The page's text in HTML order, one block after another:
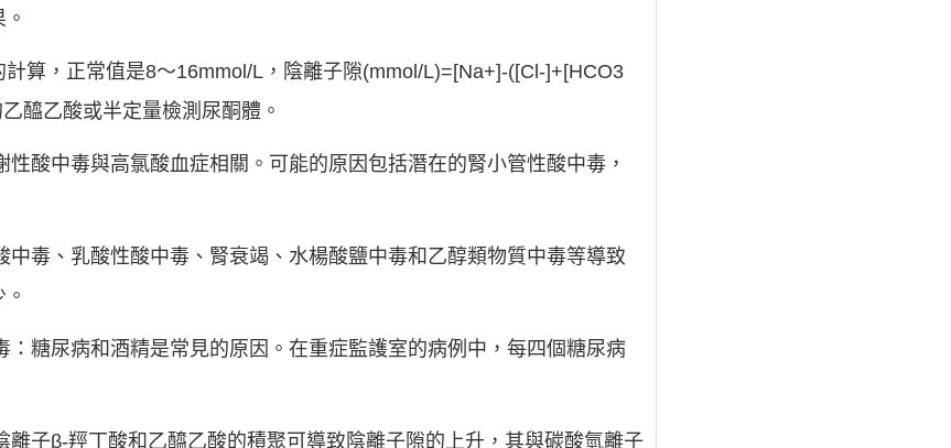
計算，正常值是8～16mmol/L，陰離子隙(mmol/L)=[Na+]-([Cl-]+[HCO3
醯乙酸或半定量檢測尿酮體。
酸中毒與高氯酸血症相關。可能的原因包括潛在的腎小管性酸中毒，
毒、乳酸性酸中毒、腎衰竭、水楊酸鹽中毒和乙醇類物質中毒等導致
糖尿病和酒精是常見的原因。在重症監護室的病例中，每四個糖尿病
子β-羥丁酸和乙醯乙酸的積聚可導致陰離子隙的上升，其與碳酸氫離子